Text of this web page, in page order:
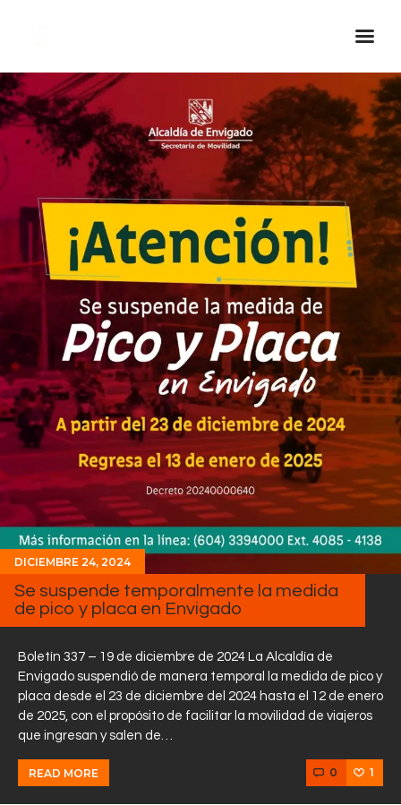
Inicio Real FM
Streaming
En Vivo
Descarga La APP
Programas
Noticias
Equipo
Sobre Nosotros
Contactos
DICIEMBRE 24, 2024
Se suspende temporalmente la medida
de pico y placa en Envigado
Boletín 337 – 19 de diciembre de 2024 La Alcaldía de
Envigado suspendió de manera temporal la medida de pico y
placa desde el 23 de diciembre del 2024 hasta el 12 de enero
de 2025, con el propósito de facilitar la movilidad de viajeros
que ingresan y salen de…
READ MORE 0 1